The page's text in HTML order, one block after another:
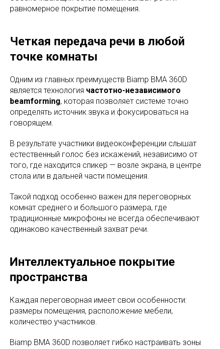
равномерное покрытие помещения.
Четкая передача речи в любой
точке комнаты
Одним из главных преимуществ Biamp BMA 360D
является технология частотно-независимого
beamforming, которая позволяет системе точно
определять источник звука и фокусироваться на
говорящем.
В результате участники видеоконференции слышат
естественный голос без искажений, независимо от
того, где находится спикер — возле экрана, в центре
стола или в дальней части помещения.
Такой подход особенно важен для переговорных
комнат среднего и большого размера, где
традиционные микрофоны не всегда обеспечивают
одинаково качественный захват речи.
Интеллектуальное покрытие
пространства
Каждая переговорная имеет свои особенности:
размеры помещения, расположение мебели,
количество участников.
Biamp BMA 360D позволяет гибко настраивать зоны